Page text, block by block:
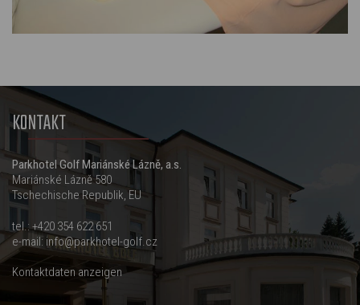
KONTAKT
Parkhotel Golf Mariánské Lázně, a.s.
Mariánské Lázně 580
Tschechische Republik, EU
tel.:+420 354 622 651
e-mail: info@parkhotel-golf.cz
Kontaktdaten anzeigen